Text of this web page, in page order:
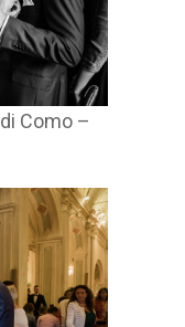
Como –